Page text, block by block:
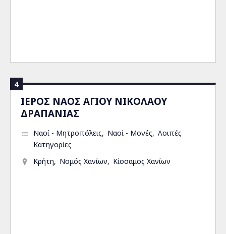
4
ΙΕΡΟΣ ΝΑΟΣ ΑΓΙΟΥ ΝΙΚΟΛΑΟΥ
ΔΡΑΠΑΝΙΑΣ
Ναοί - Μητροπόλεις Ναοί - Μονές
Λοιπές
Κατηγορίες
Κρήτη
Νομός Χανίων Κίσσαμος Χανίων